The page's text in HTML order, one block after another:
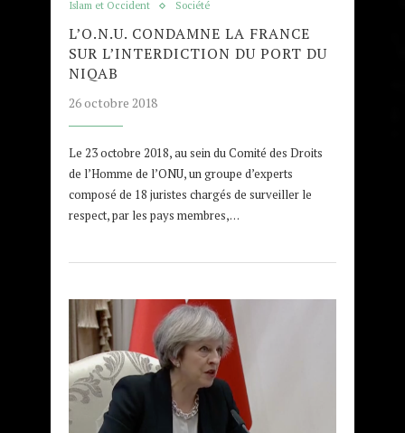
Islam et Occident
Société
L’O.N.U. CONDAMNE LA FRANCE
SUR L’INTERDICTION DU PORT DU
NIQAB
26 octobre 2018
Le 23 octobre 2018, au sein du Comité des Droits
de l’Homme de l’ONU, un groupe d’experts
composé de 18 juristes chargés de surveiller le
respect, par les pays membres,…